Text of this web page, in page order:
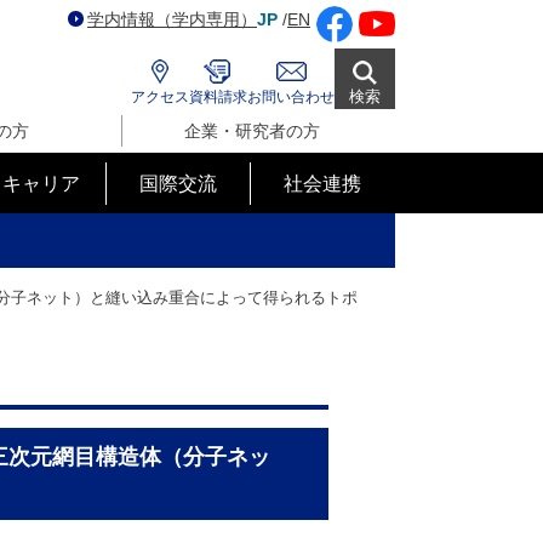
学内情報（学内専用） JP /EN
アクセス 資料請求お問い合わせ 検索
方 企業・研究者の方
ャリア 国際交流 社会連携
ネット）と縫い込み重合によって得られるトポ
元網目構造体（分子ネッ